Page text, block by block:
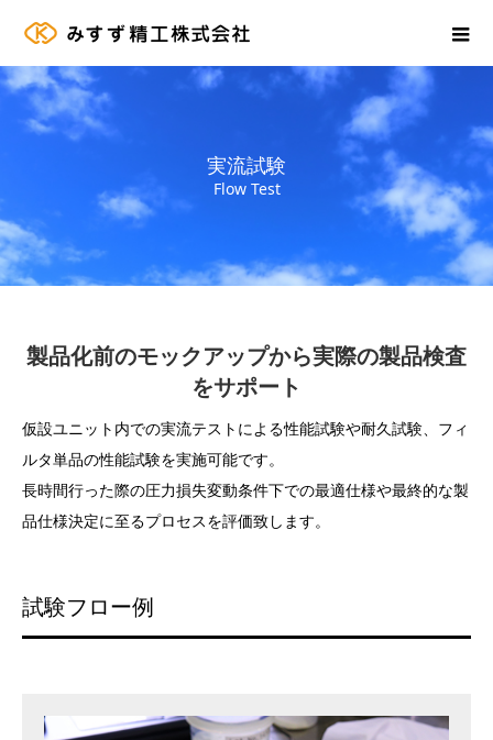
実流試験
Flow Test
製品化前のモックアップから実際の製品検査
をサポート
仮設ユニット内での実流テストによる性能試験や耐久試験、フィ
ルタ単品の性能試験を実施可能です。
長時間行った際の圧力損失変動条件下での最適仕様や最終的な製
品仕様決定に至るプロセスを評価致します。
試験フロー例